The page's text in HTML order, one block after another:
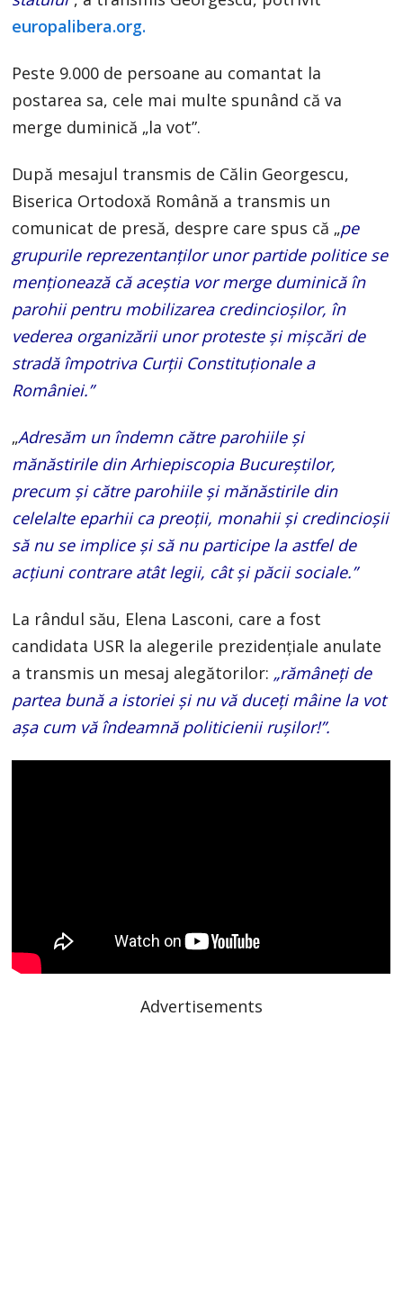
europalibera.org.
Peste 9.000 de persoane au comantat la
postarea sa, cele mai multe spunând că va
merge duminică „la vot”.
După mesajul transmis de Călin Georgescu,
Biserica Ortodoxă Română a transmis un
comunicat de presă, despre care spus că „pe
grupurile reprezentanţilor unor partide politice se
menţionează că aceştia vor merge duminică în
parohii pentru mobilizarea credincioşilor, în
vederea organizării unor proteste şi mişcări de
stradă împotriva Curţii Constituţionale a
României.”
„Adresăm un îndemn către parohiile şi
mănăstirile din Arhiepiscopia Bucureştilor,
precum şi către parohiile şi mănăstirile din
celelalte eparhii ca preoţii, monahii şi credincioşii
să nu se implice şi să nu participe la astfel de
acţiuni contrare atât legii, cât şi păcii sociale.”
La rândul său, Elena Lasconi, care a fost
candidata USR la alegerile prezidențiale anulate
a transmis un mesaj alegătorilor: „rămâneţi de
partea bună a istoriei şi nu vă duceţi mâine la vot
aşa cum vă îndeamnă politicienii ruşilor!”.
Advertisements